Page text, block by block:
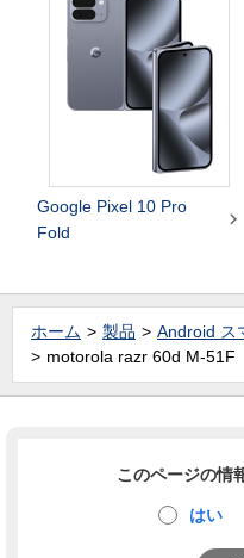
Google Pixel 10 Pro
Fold

ホーム 製品
Android ス
motorola razr 60d M-51F
このページの情
はい